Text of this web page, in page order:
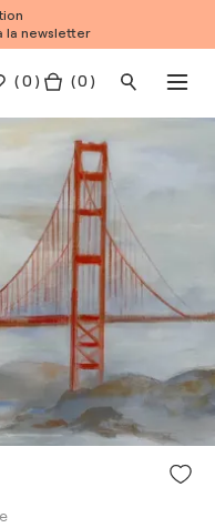
la newsletter
(0 ) ( 0 )